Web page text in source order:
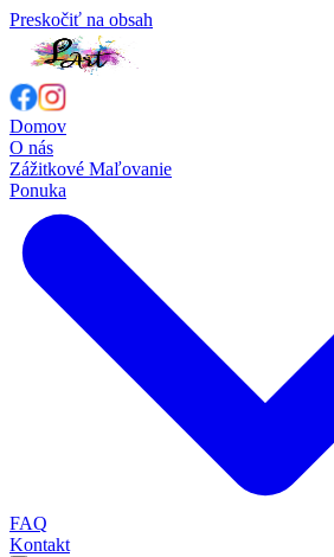
Preskočiť na obsah
Domov
O nás
Zážitkové Maľovanie
Ponuka
FAQ
Kontakt